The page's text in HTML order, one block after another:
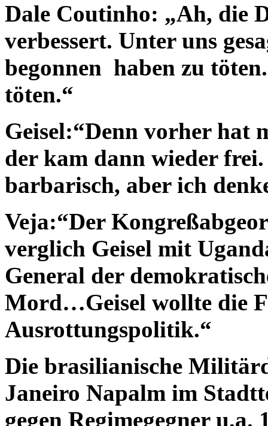
Dale Coutinho: „Ah, die
verbessert. Unter uns
begonnen haben zu
töten.“
Geisel:“Denn vorher hat
der kam dann wieder
barbarisch, aber ich
Veja:“Der
verglich Geisel mit
General der
Mord…Geisel wollte die
Ausrottungspolitik.“
Die brasilianische
Janeiro Napalm im
gegen Regimegegner